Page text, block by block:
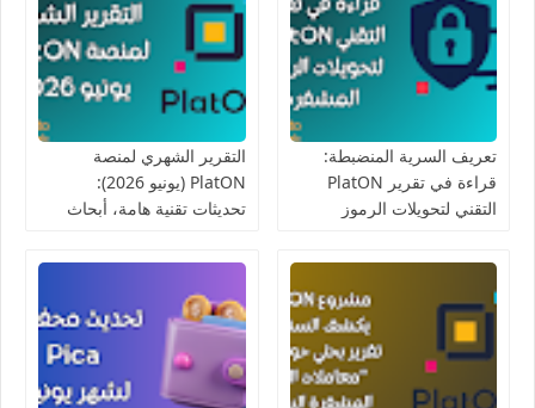
تعريف السرية المنضبطة:
قراءة في تقرير PlatON
التقني لتحويلات الرموز
التقرير الشهري لمنصة
PlatON (يونيو 2026):
تحديثات تقنية هامة، أبحاث
مواكبة لكأس العالم